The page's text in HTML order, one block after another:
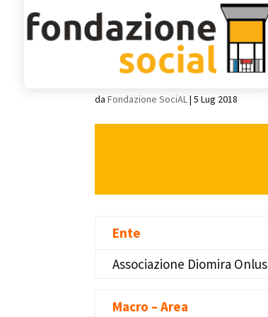
Diomira
daFondazione SociAL|5 Lug 2018
Ente
Associazione Diomira Onlus
Macro – Area